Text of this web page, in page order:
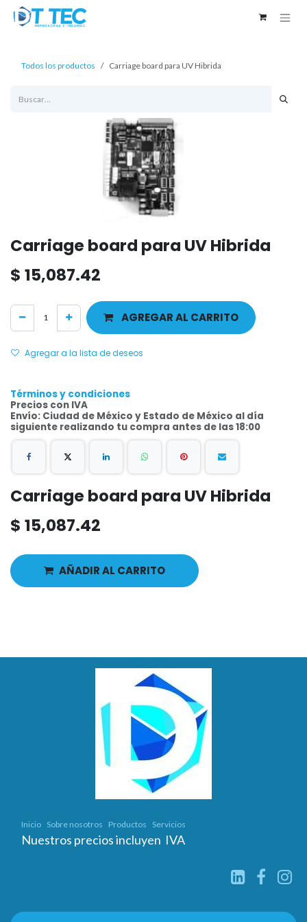
Ir al contenido
Todos los productos Carriage board para UV Hibrida
Carriage board para UV Hibrida
$ 15,087.42
AGREGAR AL CARRITO
Agregar a la lista de deseos
Términos y condiciones
Precios con IVA
Envío: Ciudad de México y Estado de México al día
siguiente realizando tu compra antes de las 18:00
Carriage board para UV Hibrida
$ 15,087.42
AÑADIR AL CARRITO
Inicio Sobre nosotros Productos Servicios
Nuestros precios incluyen IVA